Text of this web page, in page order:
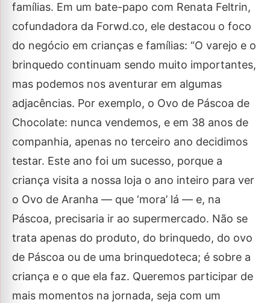
famílias. Em um bate-papo com Renata Feltrin,
cofundadora da Forwd.co, ele destacou o foco
do negócio em crianças e famílias: “O varejo e o
brinquedo continuam sendo muito importantes,
mas podemos nos aventurar em algumas
adjacências. Por exemplo, o Ovo de Páscoa de
Chocolate: nunca vendemos, e em 38 anos de
companhia, apenas no terceiro ano decidimos
testar. Este ano foi um sucesso, porque a
criança visita a nossa loja o ano inteiro para ver
o Ovo de Aranha — que ‘mora’ lá — e, na
Páscoa, precisaria ir ao supermercado. Não se
trata apenas do produto, do brinquedo, do ovo
de Páscoa ou de uma brinquedoteca; é sobre a
criança e o que ela faz. Queremos participar de
mais momentos na jornada, seja com um